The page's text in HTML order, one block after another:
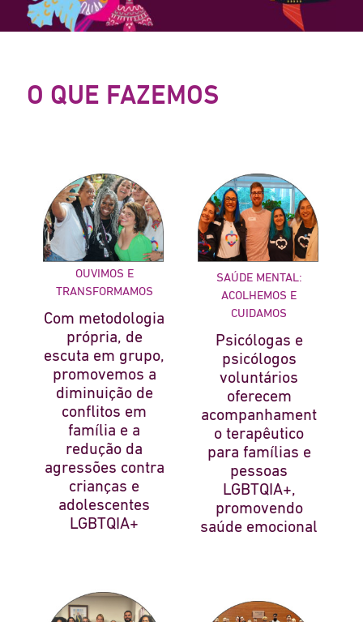
O QUE FAZEMOS
OUVIMOS E
TRANSFORMAMOS
Com metodologia
própria, de
escuta em grupo,
promovemos a
diminuição de
conflitos em
família e a
redução da
agressões contra
crianças e
adolescentes
LGBTQIA+
SAÚDE MENTAL:
ACOLHEMOS E
CUIDAMOS
Psicólogas e
psicólogos
voluntários
oferecem
acompanhament
o terapêutico
para famílias e
pessoas
LGBTQIA+,
promovendo
saúde emocional